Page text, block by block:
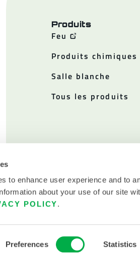
to enhance user experience and to
about your use of our site
POLICY.
Preferences Statistics
Produits
Feu
Produits chimiques
Salle blanche
Tous les produits